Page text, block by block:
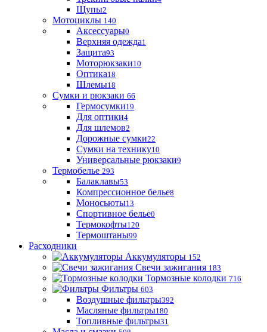
Щупы2
Мотоциклы 140
Аксессуары0
Верхняя одежда1
Защита93
Моторюкзаки10
Оптика18
Шлемы18
Сумки и рюкзаки 66
Гермосумки19
Для оптики4
Для шлемов2
Дорожные сумки22
Сумки на технику10
Универсальные рюкзаки9
Термобелье 293
Балаклавы53
Компрессионное белье8
Моносьюты13
Спортивное белье0
Термокофты120
Термоштаны99
Расходники
Аккумуляторы 152
Свечи зажигания 183
Тормозные колодки 716
Фильтры 603
Воздушные фильтры392
Масляные фильтры180
Топливные фильтры31